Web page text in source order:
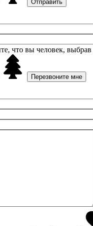
что вы человек, выбрав